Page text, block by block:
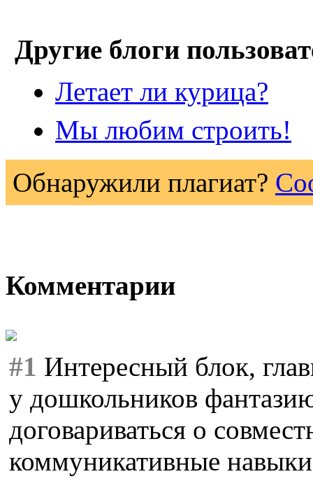
Другие блоги
Летает ли курица?
Мы любим строить!
Обнаружили плагиат?
Комментарии
#1 Интересный блок,
у дошкольников
договариваться о
коммуникативные